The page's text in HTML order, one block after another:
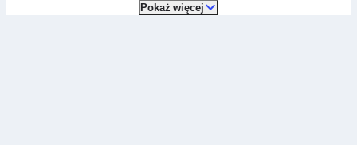
Pokaż więcej